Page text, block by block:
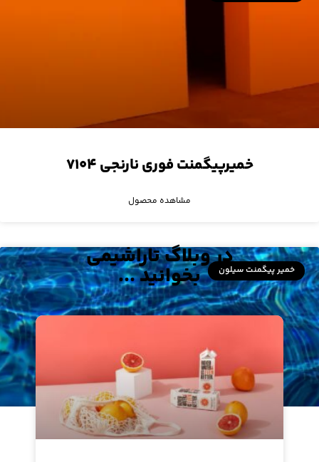
خمیرپیگمنت فوری نارنجی ۷۱۰۴
مشاهده محصول
خمیر پیگمنت سیلون
خمیرپیگمنت فوری آبی ۷۱۵۳
در وبلاگ تاراشیمی
بخوانید ...